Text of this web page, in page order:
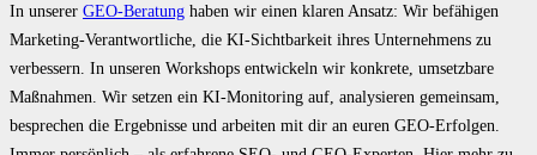
In unserer GEO-Beratung haben wir einen klaren Ansatz: Wir befähigen
Marketing-Verantwortliche, die KI-Sichtbarkeit ihres Unternehmens zu
verbessern. In unseren Workshops entwickeln wir konkrete, umsetzbare
Maßnahmen. Wir setzen ein KI-Monitoring auf, analysieren gemeinsam,
besprechen die Ergebnisse und arbeiten mit dir an euren GEO-Erfolgen.